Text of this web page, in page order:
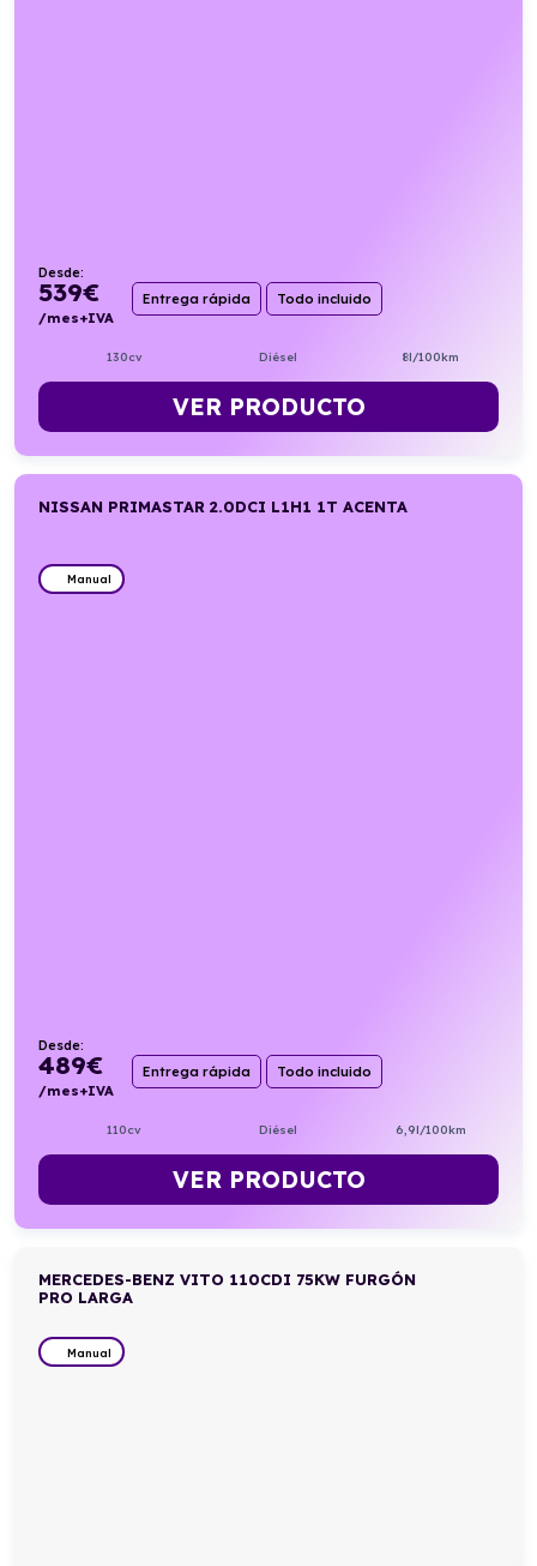
Desde:
539€
/mes+IVA
Entrega rápida Todo incluido
130cv Diésel 8l/100km
VER PRODUCTO
NISSAN PRIMASTAR 2.0DCI L1H1 1T ACENTA
Manual
Desde:
489€
/mes+IVA
Entrega rápida Todo incluido
110cv Diésel 6,9l/100km
VER PRODUCTO
MERCEDES-BENZ VITO 110CDI 75KW FURGÓN
PRO LARGA
Manual